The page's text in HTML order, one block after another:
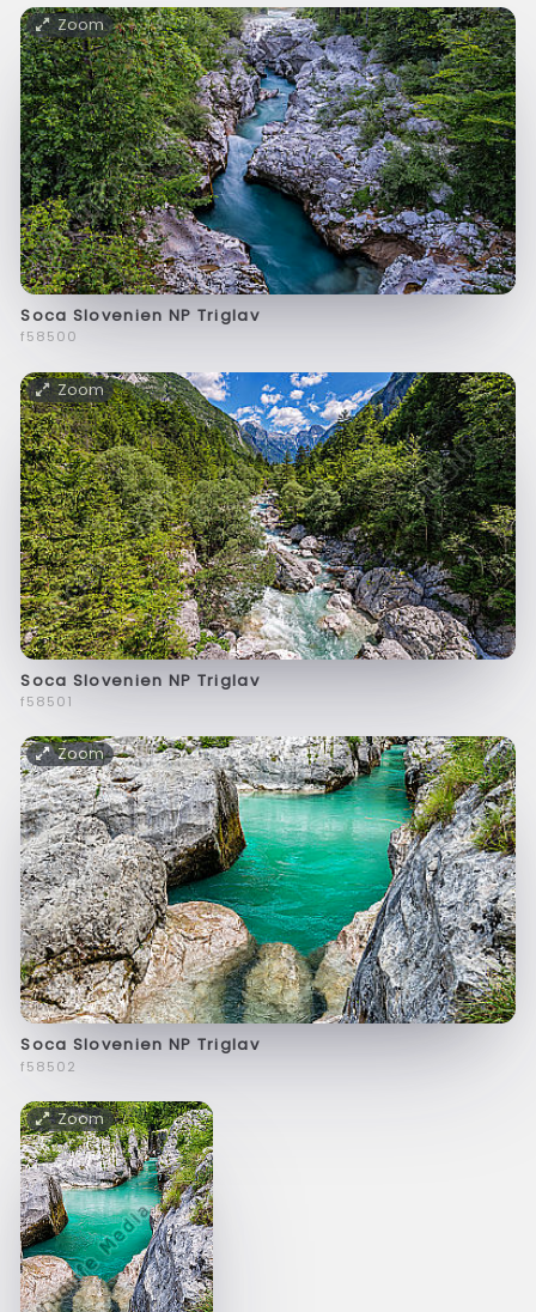
Zoom
Soca Slovenien NP Triglav
f58500
Zoom
Soca Slovenien NP Triglav
f58501
Zoom
Soca Slovenien NP Triglav
f58502
Zoom